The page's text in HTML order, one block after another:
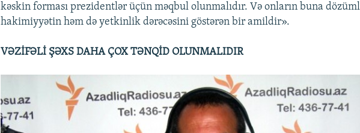
kəskin forması prezidentlər üçün məqbul olunmalıdır. Və onların buna
hakimiyyətin həm də yetkinlik dərəcəsini göstərən bir amildir».
VƏZİFƏLİ ŞƏXS DAHA ÇOX TƏNQİD OLUNMALIDIR